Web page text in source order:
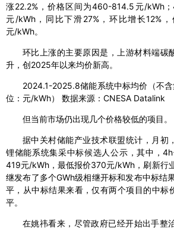
涨22.2%，价格区间为460-814.5元/kWh
元/kWh，同比下滑27%，环比增长12%
元/kWh。
环比上涨的主要原因是，上游材料端碳
升，创2025年以来均价新高。
2024.1-2025.8储能系统中标均价（不
位：元/kWh） 数据来源：CNESA Datalink
但当前市场仍出现几个价格较低的项目。
据中关村储能产业技术联盟统计，月初
锂储能系统集采中标候选人公示，其中，
419元/kWh，最低报价370元/kWh，刷新行
继发布了多个GWh级相继开标和发布中标结
平，从中标结果来看，仅有两个项目的中标
平。
在姚祎看来，尽管政府已经开始出手整